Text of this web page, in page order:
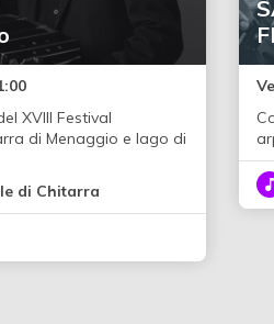
XVIII Festival
di Menaggio e lago di
di Chitarra